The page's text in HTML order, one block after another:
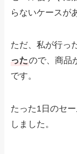
らないケースが
ただ、私が行っ
ったので、商品
です。
たった1日のセ
しました。